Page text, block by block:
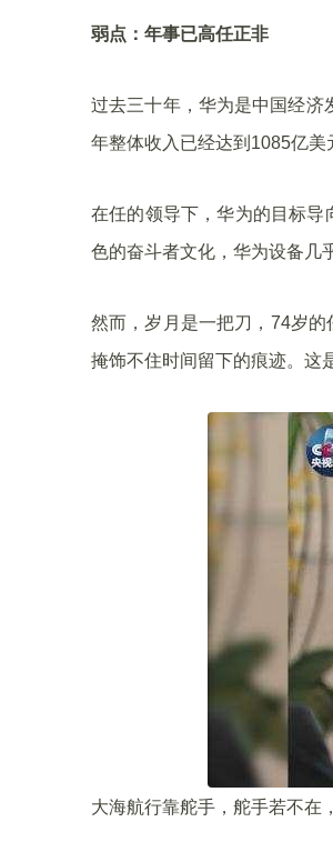
弱点：年事已高任正非
过去三十年，华为是中国经济
年整体收入已经达到1085亿美
在任的领导下，华为的目标
色的奋斗者文化，华为设备几
然而，岁月是一把刀，74岁
掩饰不住时间留下的痕迹。这
大海航行靠舵手，舵手若不在